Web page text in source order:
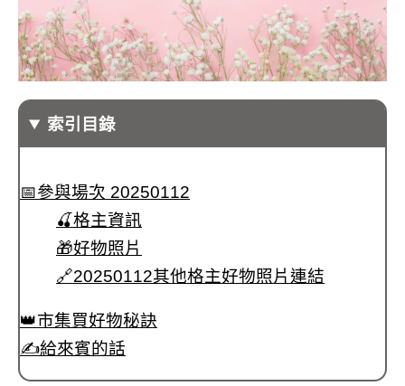
索引目錄
📅參與場次 20250112
🍒格主資訊
🎁好物照片
🔗20250112其他格主好物照片連結
👑市集買好物秘訣
✍️給來賓的話